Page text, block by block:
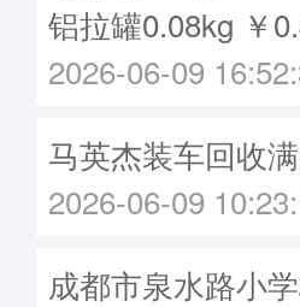
铝拉罐0.08kg ￥
2026-06-09
马英杰装车回收
2026-06-09
成都市泉水路小